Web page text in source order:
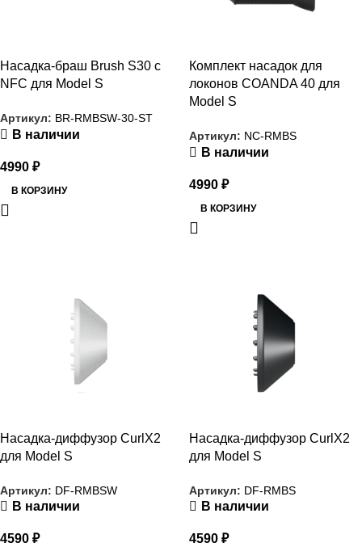
Насадка-браш Brush S30 с
NFC для Model S
Артикул: BR-RMBSW-30-ST
В наличии
4990 ₽
В КОРЗИНУ
Комплект насадок для
локонов COANDA 40 для
Model S
Артикул: NC-RMBS
В наличии
4990 ₽
В КОРЗИНУ
Насадка-диффузор CurlX2
для Model S
Артикул: DF-RMBSW
В наличии
4590 ₽
Насадка-диффузор CurlX2
для Model S
Артикул: DF-RMBS
В наличии
4590 ₽